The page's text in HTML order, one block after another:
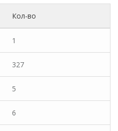
Кол-во
1
327
5
6